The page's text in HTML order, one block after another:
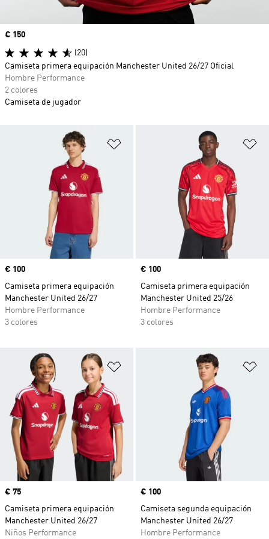
Añadir a la lista de deseos
Precio
€ 100
Camiseta primera equipación
Manchester United 26/27
Hombre Performance
3 colores
Precio
€ 100
Camiseta primera equipación
Manchester United 25/26
Hombre Performance
3 colores
Añadir a la lista de deseos
Precio
€ 75
Camiseta primera equipación
Manchester United 26/27
Niños Performance
Precio
€ 100
Camiseta segunda equipación
Manchester United 26/27
Hombre Performance
Precio
€ 150
(20)
Camiseta primera equipación Manchester United 26/27 Oficial
Hombre Performance
2 colores
Camiseta de jugador